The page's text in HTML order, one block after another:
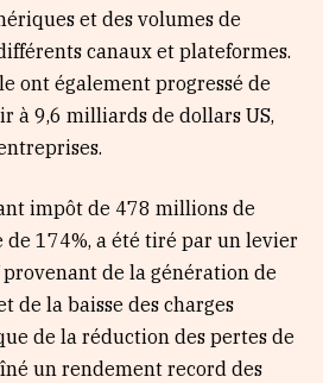
et des volumes de
canaux et plateformes.
ont également progressé de
à 9,6 milliards de dollars US,
impôt de 478 millions de
de 174%, a été tiré par un levier
de la génération de
de la baisse des charges
de la réduction des pertes de
un rendement record des